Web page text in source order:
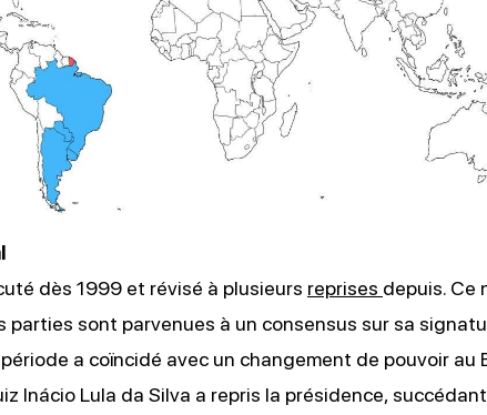
dès 1999 et révisé à plusieurs reprises depuis. Ce
parties sont parvenues à un consensus sur sa
a coïncidé avec un changement de pouvoir au
Inácio Lula da Silva a repris la présidence,